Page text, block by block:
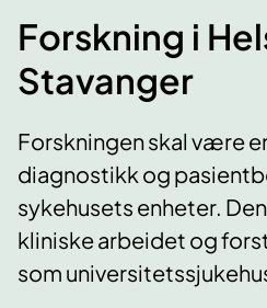
Forskning i
Stavanger
Forskningen skal være
diagnostikk og
sykehusets enheter.
kliniske arbeidet og
som